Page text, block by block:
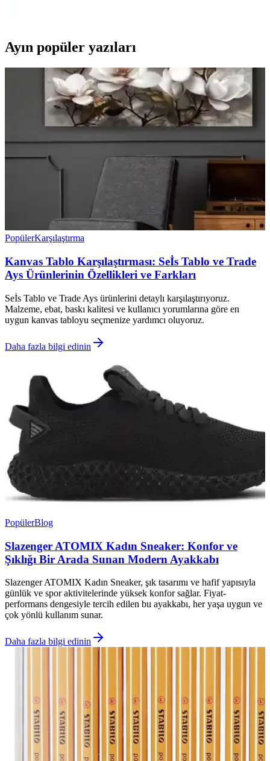
Ayın popüler yazıları
PopülerKarşılaştırma
Kanvas Tablo Karşılaştırması: Seİs Tablo ve Trade
Ays Ürünlerinin Özellikleri ve Farkları
Seİs Tablo ve Trade Ays ürünlerini detaylı karşılaştırıyoruz.
Malzeme, ebat, baskı kalitesi ve kullanıcı yorumlarına göre en
uygun kanvas tabloyu seçmenize yardımcı oluyoruz.
Daha fazla bilgi edinin
PopülerBlog
Slazenger ATOMIX Kadın Sneaker: Konfor ve
Şıklığı Bir Arada Sunan Modern Ayakkabı
Slazenger ATOMIX Kadın Sneaker, şık tasarımı ve hafif yapısıyla
günlük ve spor aktivitelerinde yüksek konfor sağlar. Fiyat-
performans dengesiyle tercih edilen bu ayakkabı, her yaşa uygun ve
çok yönlü kullanım sunar.
Daha fazla bilgi edinin